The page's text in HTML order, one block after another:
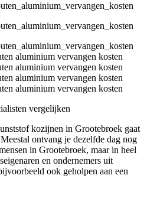
kozijnen in Grootebroek gaat
ontvang je dezelfde dag nog
in Grootebroek, maar in heel
en ondernemers uit
ook geholpen aan een